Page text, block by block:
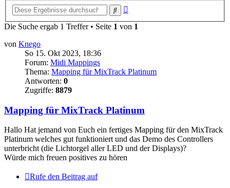
Suche
Die Suche ergab 1 Treffer • Seite 1 von 1
von Knego
So 15. Okt 2023, 18:36
Forum: Midi Mappings
Thema: Mapping für MixTrack Platinum
Antworten: 0
Zugriffe: 8879
Mapping für MixTrack Platinum
Hallo Hat jemand von Euch ein fertiges Mapping für den MixTrack
Platinum welches gut funktioniert und das Demo des Controllers
unterbricht (die Lichtorgel aller LED und der Displays)?
Würde mich freuen positives zu hören
Rufe den Beitrag auf